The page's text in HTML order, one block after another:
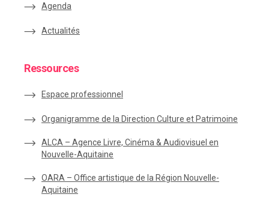
Agenda
Actualités
Ressources
Espace professionnel
Organigramme de la Direction Culture et Patrimoine
ALCA – Agence Livre, Cinéma & Audiovisuel en
Nouvelle-Aquitaine
OARA – Office artistique de la Région Nouvelle-
Aquitaine